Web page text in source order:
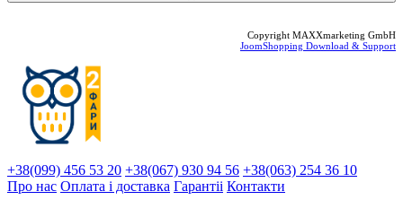
Copyright MAXXmarketing GmbH
JoomShopping Download & Support
+38(099) 456 53 20 +38(067) 930 94 56 +38(063) 254 36 10
Про нас Оплата і доставка Гарантіi Контакти